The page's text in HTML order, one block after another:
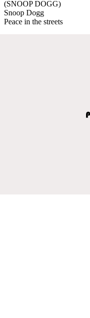
(SNOOP DOGG)
Snoop Dogg
Peace in the streets